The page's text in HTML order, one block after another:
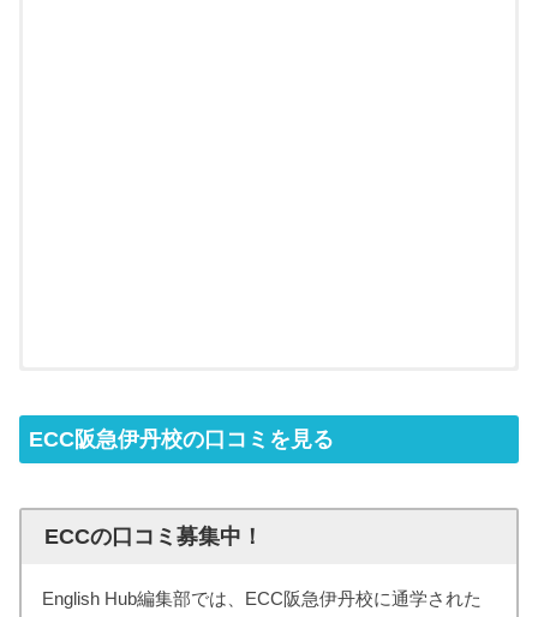
ECC阪急伊丹校の口コミを見る
ECCの口コミ募集中！
English Hub編集部では、ECC阪急伊丹校に通学された